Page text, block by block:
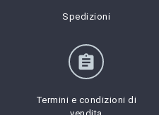
Spedizioni
assignment
Termini e condizioni di